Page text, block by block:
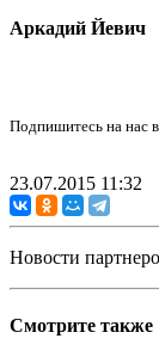
Аркадий Йевич
Подпишитесь на нас в
23.07.2015 11:32
Новости
Смотрите также